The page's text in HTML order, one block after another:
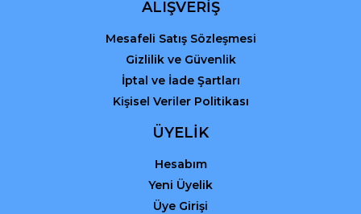
ALIŞVERİŞ
Mesafeli Satış Sözleşmesi
Gizlilik ve Güvenlik
İptal ve İade Şartları
Kişisel Veriler Politikası
ÜYELİK
Hesabım
Yeni Üyelik
Üye Girişi